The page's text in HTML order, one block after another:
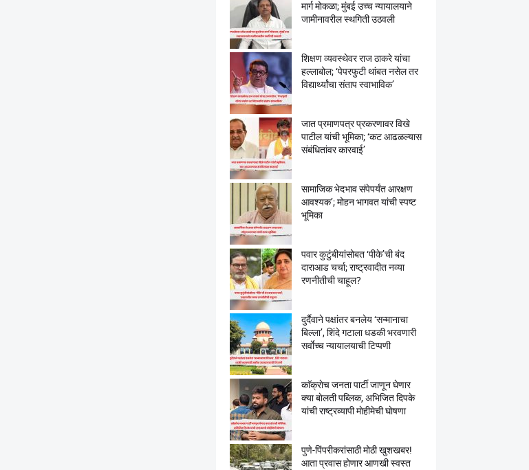
मार्ग मोकळा; मुंबई उच्च न्यायालयाने
जामीनावरील स्थगिती उठवली
शिक्षण व्यवस्थेवर राज ठाकरे यांचा
हल्लाबोल; ‘पेपरफुटी थांबत नसेल तर
विद्यार्थ्यांचा संताप स्वाभाविक’
जात प्रमाणपत्र प्रकरणावर विखे
पाटील यांची भूमिका; ‘कट आढळल्यास
संबंधितांवर कारवाई’
सामाजिक भेदभाव संपेपर्यंत आरक्षण
आवश्यक’; मोहन भागवत यांची स्पष्ट
भूमिका
पवार कुटुंबीयांसोबत ‘पीके’ची बंद
दाराआड चर्चा; राष्ट्रवादीत नव्या
रणनीतीची चाहूल?
दुर्दैवाने पक्षांतर बनलेय ‘सन्मानाचा
बिल्ला’, शिंदे गटाला धडकी भरवणारी
सर्वाेच्च न्यायालयाची टिप्पणी
काॅक्राेच जनता पार्टी जाणून घेणार
क्या बाेलती पब्लिक, अभिजित दिपके
यांची राष्ट्रव्यापी माेहीमेची घाेषणा
पुणे-पिंपरीकरांसाठी मोठी खुशखबर!
आता प्रवास होणार आणखी स्वस्त